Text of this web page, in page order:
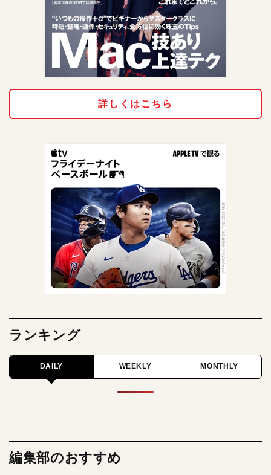
詳しくはこちら
ランキング
DAILY WEEKLY MONTHLY
編集部のおすすめ